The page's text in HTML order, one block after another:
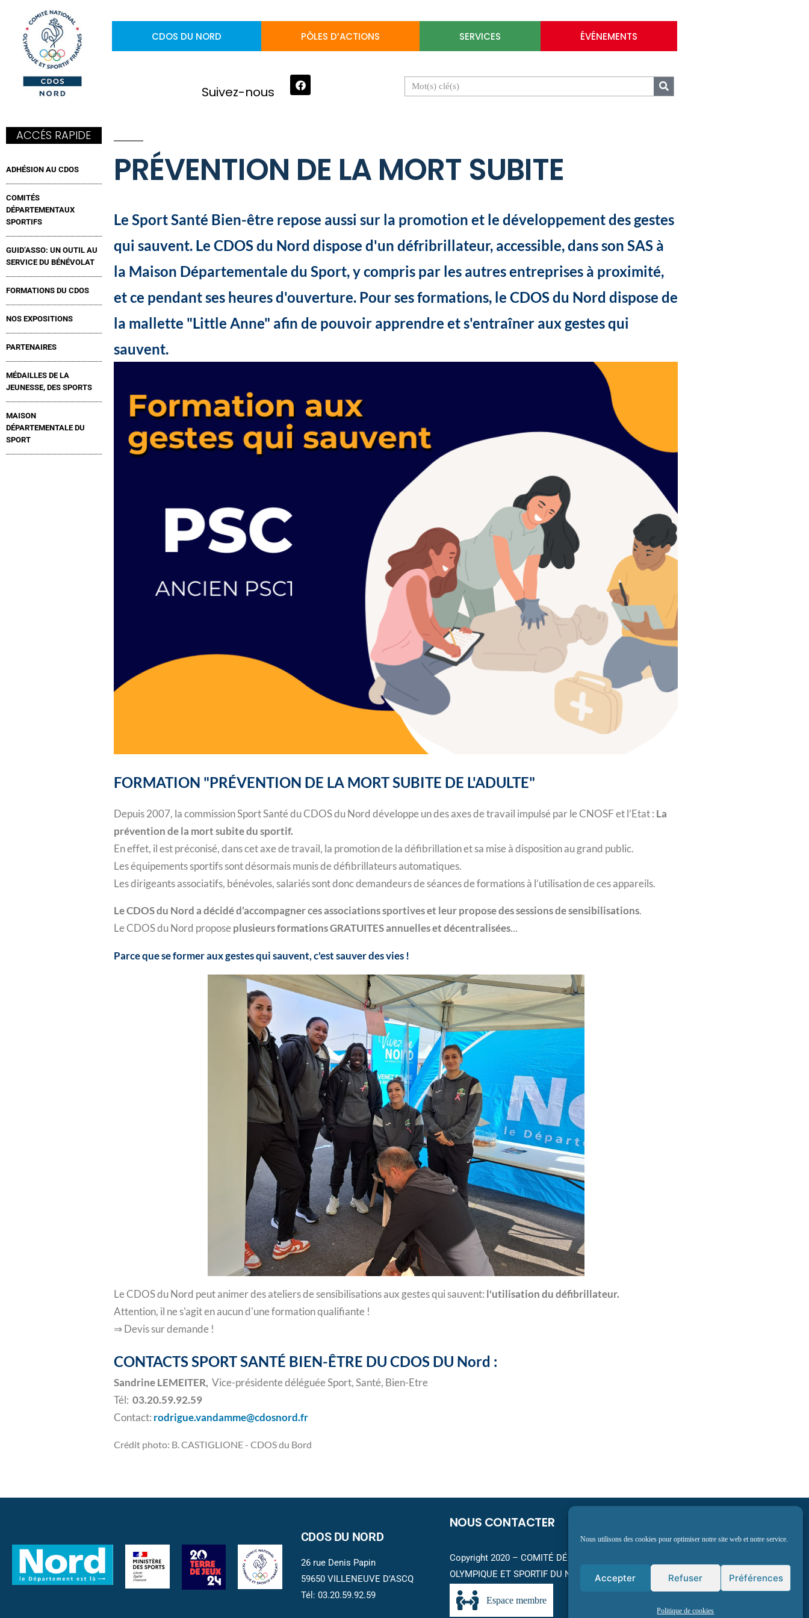
Nous utilisons des cookies pour optimiser notre site web et notre service.
Accepter Refuser Préférences
Politique de cookies
CDOS DU NORD PÔLES D’ACTIONS SERVICES ÉVÉNEMENTS
Suivez-nous
ACCÉS RAPIDE
ADHÉSION AU CDOS
COMITÉS
DÉPARTEMENTAUX
SPORTIFS
GUID’ASSO: UN OUTIL AU
SERVICE DU BÉNÉVOLAT
FORMATIONS DU CDOS
NOS EXPOSITIONS
PARTENAIRES
MÉDAILLES DE LA
JEUNESSE, DES SPORTS
MAISON
DÉPARTEMENTALE DU
SPORT
PRÉVENTION DE LA MORT SUBITE
Le Sport Santé Bien-être repose aussi sur la promotion et le développement des gestes
qui sauvent. Le CDOS du Nord dispose d'un défribrillateur, accessible, dans son SAS à
la Maison Départementale du Sport, y compris par les autres entreprises à proximité,
et ce pendant ses heures d'ouverture. Pour ses formations, le CDOS du Nord dispose de
la mallette "Little Anne" afin de pouvoir apprendre et s'entraîner aux gestes qui
sauvent.
FORMATION "PRÉVENTION DE LA MORT SUBITE DE L'ADULTE"
Depuis 2007, la commission Sport Santé du CDOS du Nord développe un des axes de travail impulsé par le CNOSF et l’Etat : La
prévention de la mort subite du sportif.
En effet, il est préconisé, dans cet axe de travail, la promotion de la défibrillation et sa mise à disposition au grand public.
Les équipements sportifs sont désormais munis de défibrillateurs automatiques.
Les dirigeants associatifs, bénévoles, salariés sont donc demandeurs de séances de formations à l’utilisation de ces appareils.
Le CDOS du Nord a décidé d’accompagner ces associations sportives et leur propose des sessions de sensibilisations.
Le CDOS du Nord propose plusieurs formations GRATUITES annuelles et décentralisées...
Parce que se former aux gestes qui sauvent, c'est sauver des vies !
Le CDOS du Nord peut animer des ateliers de sensibilisations aux gestes qui sauvent: l'utilisation du défibrillateur.
Attention, il ne s'agit en aucun d'une formation qualifiante !
⇒ Devis sur demande !
CONTACTS SPORT SANTÉ BIEN-ÊTRE DU CDOS DU Nord :
Sandrine LEMEITER, Vice-présidente déléguée Sport, Santé, Bien-Etre
Tél: 03.20.59.92.59
Contact: rodrigue.vandamme@cdosnord.fr
Crédit photo: B. CASTIGLIONE - CDOS du Bord
CDOS DU NORD
26 rue Denis Papin
59650 VILLENEUVE D’ASCQ
Tél: 03.20.59.92.59
NOUS CONTACTER
Copyright 2020 – COMITÉ DÉPARTEMENTAL
OLYMPIQUE ET SPORTIF DU NORD
Espace membre